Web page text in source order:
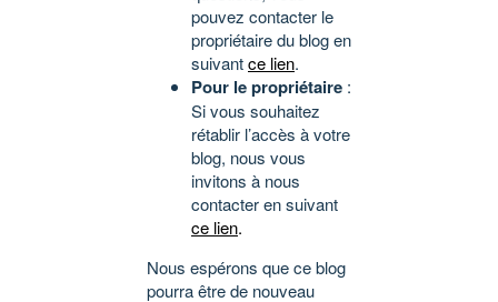
pouvez contacter le
propriétaire du blog en
suivantce lien.
Pour le propriétaire :
Si vous souhaitez
rétablir l’accès à votre
blog, nous vous
invitons à nous
contacter en suivant
ce lien.
Nous espérons que ce blog
pourra être de nouveau